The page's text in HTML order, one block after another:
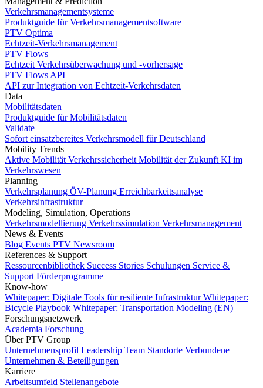
Verkehrsmanagementsysteme
Produktguide für Verkehrsmanagementsoftware
PTV Optima
Echtzeit-Verkehrsmanagement
PTV Flows
Echtzeit Verkehrsüberwachung und -vorhersage
PTV Flows API
API zur Integration von Echtzeit-Verkehrsdaten
Data
Mobilitätsdaten
Produktguide für Mobilitätsdaten
Validate
Sofort einsatzbereites Verkehrsmodell für Deutschland
Mobility Trends
Aktive MobilitätVerkehrssicherheitMobilität der ZukunftKI im
Verkehrswesen
Planning
Verkehrsplanung ÖV-Planung Erreichbarkeitsanalyse
Verkehrsinfrastruktur
Modeling, Simulation, Operations
Verkehrsmodellierung Verkehrssimulation Verkehrsmanagement
News & Events
Blog Events PTV Newsroom
References & Support
Ressourcenbibliothek Success Stories Schulungen Service &
SupportFörderprogramme
Know-how
Whitepaper: Digitale Tools für resiliente InfrastrukturWhitepaper:
Bicycle Playbook Whitepaper: Transportation Modeling (EN)
Forschungsnetzwerk
Academia Forschung
Über PTV Group
Unternehmensprofil Leadership Team Standorte Verbundene
Unternehmen & Beteiligungen
Karriere
Arbeitsumfeld Stellenangebote